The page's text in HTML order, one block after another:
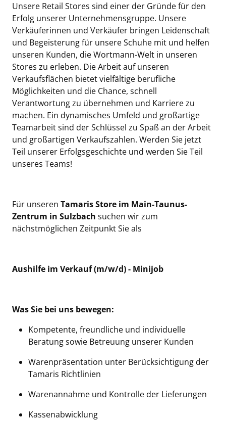
Unsere Retail Stores sind einer der Gründe für den
Erfolg unserer Unternehmensgruppe. Unsere
Verkäuferinnen und Verkäufer bringen Leidenschaft
und Begeisterung für unsere Schuhe mit und helfen
unseren Kunden, die Wortmann-Welt in unseren
Stores zu erleben. Die Arbeit auf unseren
Verkaufsflächen bietet vielfältige berufliche
Möglichkeiten und die Chance, schnell
Verantwortung zu übernehmen und Karriere zu
machen. Ein dynamisches Umfeld und großartige
Teamarbeit sind der Schlüssel zu Spaß an der Arbeit
und großartigen Verkaufszahlen. Werden Sie jetzt
Teil unserer Erfolgsgeschichte und werden Sie Teil
unseres Teams!
Für unseren Tamaris Store im Main-Taunus-
Zentrum in Sulzbach suchen wir zum
nächstmöglichen Zeitpunkt Sie als
Aushilfe im Verkauf (m/w/d) - Minijob
Was Sie bei uns bewegen:
Kompetente, freundliche und individuelle
Beratung sowie Betreuung unserer Kunden
Warenpräsentation unter Berücksichtigung der
Tamaris Richtlinien
Warenannahme und Kontrolle der Lieferungen
Kassenabwicklung